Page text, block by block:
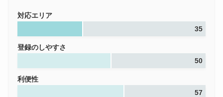
対応エリア
35
登録のしやすさ
50
利便性
57